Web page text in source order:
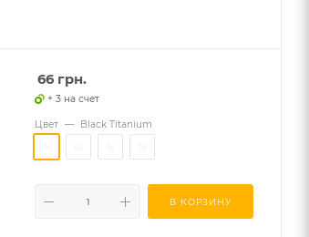
66 грн.
+ 3 на счет
Цвет — Black Titanium
В КОРЗИНУ